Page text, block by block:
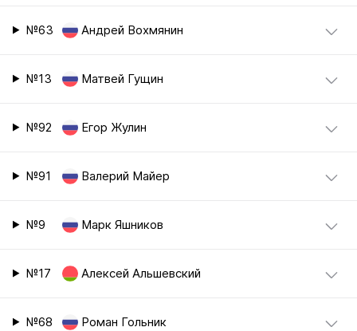
№63 Андрей Вохмянин
№13 Матвей Гущин
№92 Егор Жулин
№91 Валерий Майер
№9 Марк Яшников
№17 Алексей Альшевский
№68 Роман Гольник